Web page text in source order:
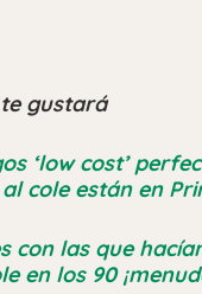
gustará
‘low cost’
cole están en
con las que
en los 90